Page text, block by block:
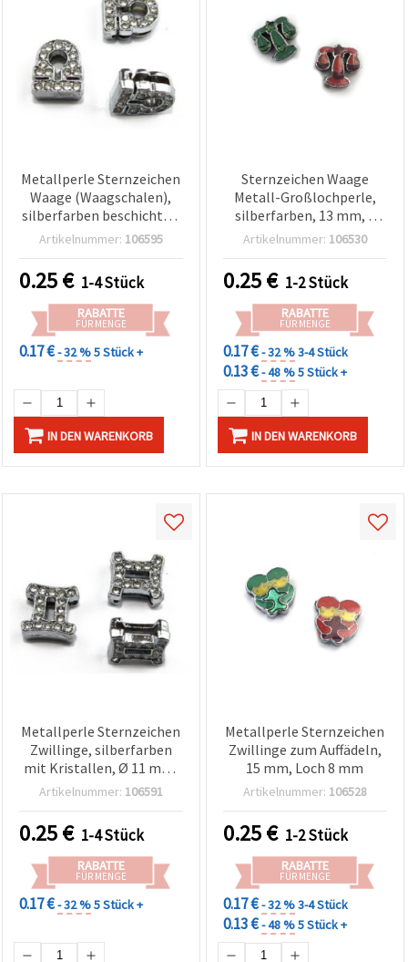
Metallperle Sternzeichen
Waage (Waagschalen),
silberfarben beschichtet,
mit Kristallen, 11 mm,
Schmuckherstellung &
Basteln
Artikelnummer: 106595
0.25€ 1-4 Stück
RABATTE
FÜR MENGE
0.17 €- 32 %5 Stück +
IN DEN WARENKORB
Sternzeichen Waage
Metall-Großlochperle,
silberfarben, 13 mm, 8
mm Großloch, für
Basteln & Dekoration
Artikelnummer: 106530
0.25€ 1-2 Stück
RABATTE
FÜR MENGE
0.17 €- 32 %3-4 Stück
0.13 €- 48 %5 Stück +
IN DEN WARENKORB
Metallperle Sternzeichen
Zwillinge, silberfarben
mit Kristallen, Ø 11 mm,
Loch 8 mm
Artikelnummer: 106591
0.25€ 1-4 Stück
RABATTE
FÜR MENGE
0.17 €- 32 %5 Stück +
Metallperle Sternzeichen
Zwillinge zum Auffädeln,
15 mm, Loch 8 mm
Artikelnummer: 106528
0.25€ 1-2 Stück
RABATTE
FÜR MENGE
0.17 €- 32 %3-4 Stück
0.13 €- 48 %5 Stück +